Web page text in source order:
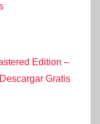
Edition –
Gratis